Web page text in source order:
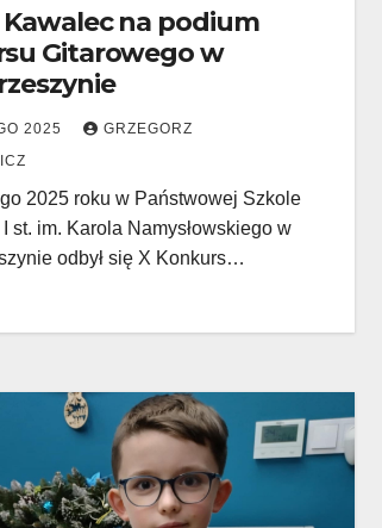
Kawalec na podium
Gitarowego w
2025
GRZEGORZ
2025 roku w Państwowej Szkole
st. im. Karola Namysłowskiego w
odbył się X Konkurs…